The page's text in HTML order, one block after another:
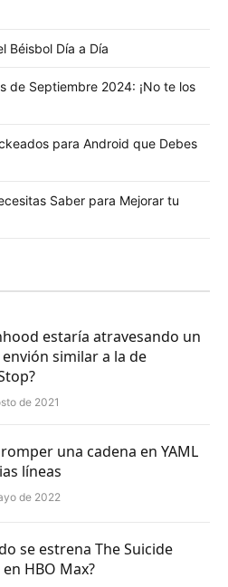
Béisbol Día a Día
de Septiembre 2024: ¡No te los
para Android que Debes
Saber para Mejorar tu
estaría atravesando un
similar a la de
de 2021
una cadena en YAML
líneas
de 2022
se estrena The Suicide
HBO Max?